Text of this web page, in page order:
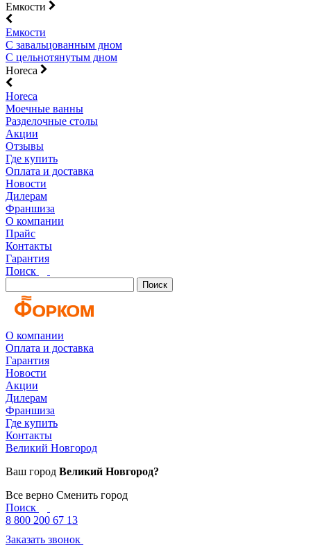
Емкости
Емкости
С завальцованным дном
С цельнотянутым дном
Horeca
Horeca
Моечные ванны
Разделочные столы
Акции
Отзывы
Где купить
Оплата и доставка
Новости
Дилерам
Франшиза
О компании
Прайс
Контакты
Гарантия
Поиск
Поиск
О компании
Оплата и доставка
Гарантия
Новости
Акции
Дилерам
Франшиза
Где купить
Контакты
Великий Новгород
Ваш город Великий Новгород?
Все верно Сменить город
Поиск
8 800 200 67 13
Заказать звонок